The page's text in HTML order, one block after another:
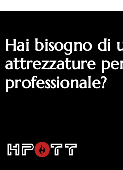
Hai bisogno di
attrezzature
professionale?